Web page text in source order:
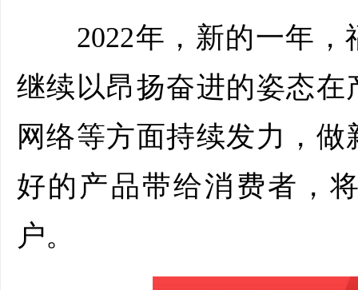
2022年，新的一年，
继续以昂扬奋进的姿态
网络等方面持续发力，
好的产品带给消费者，
户。